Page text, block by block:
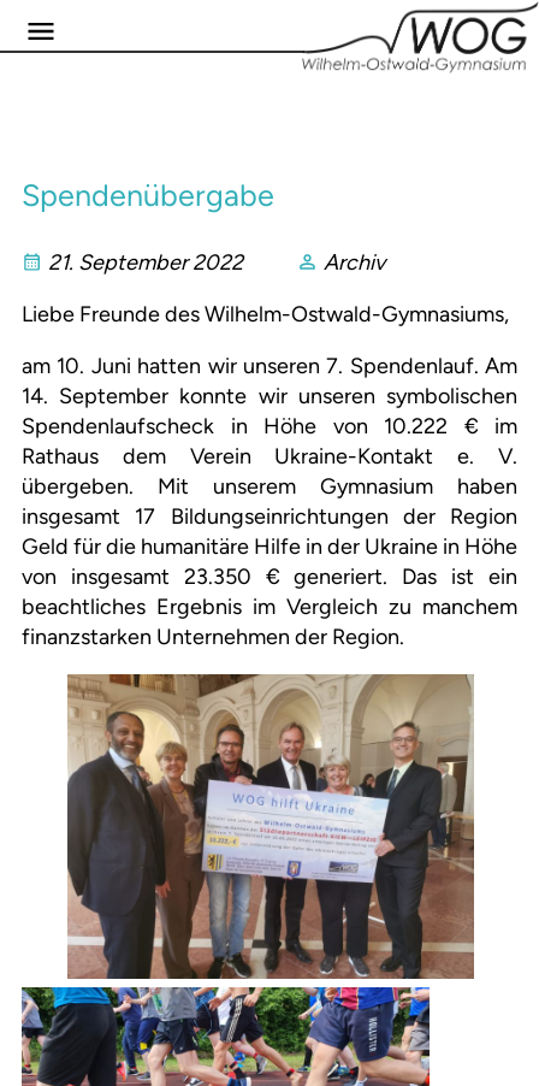
Spendenübergabe
21. September 2022
Archiv
Liebe Freunde des Wilhelm-Ostwald-Gymnasiums,
am 10. Juni hatten wir unseren 7. Spendenlauf. Am
14. September konnte wir unseren symbolischen
Spendenlaufscheck in Höhe von 10.222 € im
Rathaus dem Verein Ukraine-Kontakt e. V.
übergeben. Mit unserem Gymnasium haben
insgesamt 17 Bildungseinrichtungen der Region
Geld für die humanitäre Hilfe in der Ukraine in Höhe
von insgesamt 23.350 € generiert. Das ist ein
beachtliches Ergebnis im Vergleich zu manchem
finanzstarken Unternehmen der Region.